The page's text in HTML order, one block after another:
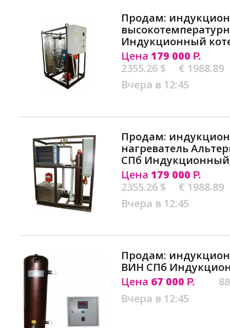
Продам:
Индукционный
Цена 179 000 Р.
2355.26 $
€ 1988.89
Вчера в 12:45
Продам:
нагреватель
СПб Индукционный
Цена 179 000 Р.
2355.26 $
€ 1988.89
Вчера в 12:45
Продам:
ВИН СПб
Цена 67 000 Р.
Вчера в 12:45